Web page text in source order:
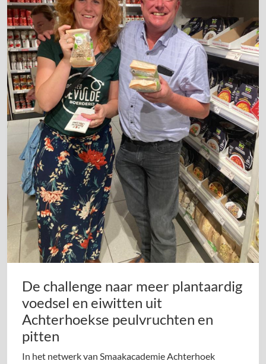
De challenge naar meer plantaardig
voedsel en eiwitten uit
Achterhoekse peulvruchten en
pitten
In het netwerk van Smaakacademie Achterhoek